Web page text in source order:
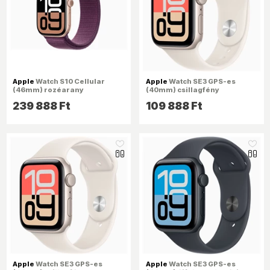
Apple Watch S10 Cellular
(46mm) rozéarany
sportszíj okosóra
239 888 Ft
Apple Watch SE3 GPS-es
(40mm) csillagfény
M/L sportszíjas okosóra
109 888 Ft
like_16
Apple Watch SE3 GPS-es
like_16
Apple Watch SE3 GPS-es